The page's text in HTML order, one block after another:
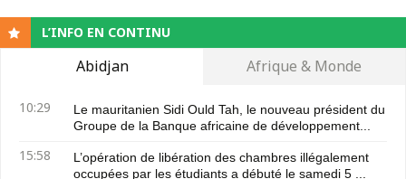
L’INFO EN CONTINU
Abidjan Afrique & Monde
10:29
Le mauritanien Sidi Ould Tah, le nouveau président du
Groupe de la Banque africaine de développement...
15:58
L’opération de libération des chambres illégalement
occupées par les étudiants a débuté le samedi 5 ...